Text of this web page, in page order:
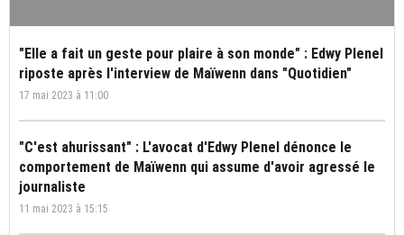
"Elle a fait un geste pour plaire à son monde" : Edwy Plenel
riposte après l'interview de Maïwenn dans "Quotidien"
17 mai 2023 à 11:00
"C'est ahurissant" : L'avocat d'Edwy Plenel dénonce le
comportement de Maïwenn qui assume d'avoir agressé le
journaliste
11 mai 2023 à 15:15